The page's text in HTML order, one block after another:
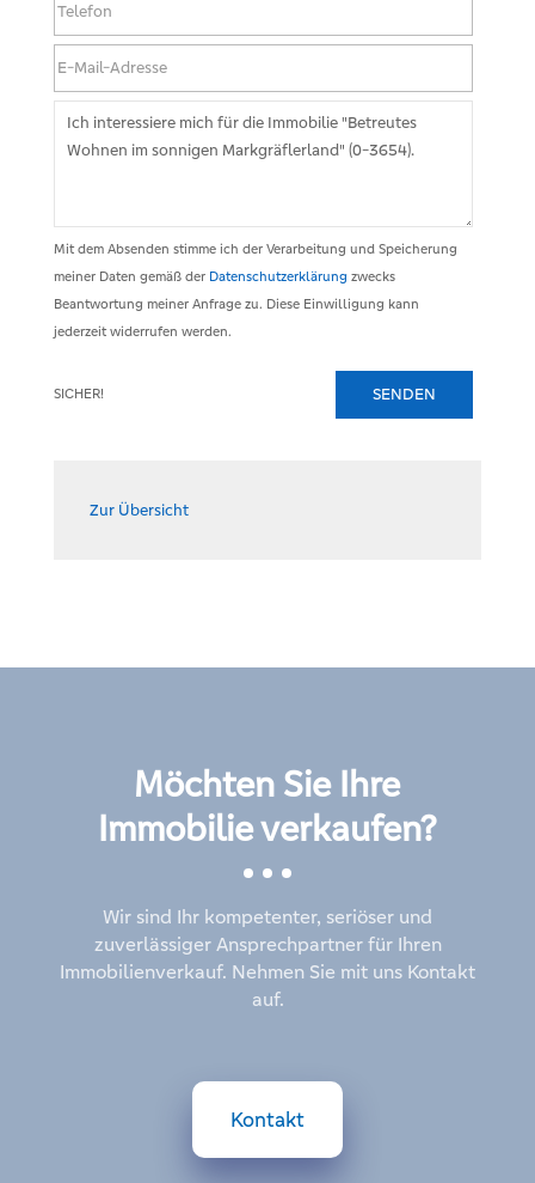
Mit dem Absenden stimme ich der Verarbeitung und Speicherung
meiner Daten gemäß der Datenschutzerklärungzwecks
Beantwortung meiner Anfrage zu. Diese Einwilligung kann
jederzeit widerrufen werden.
SICHER! SENDEN
Zur Übersicht
Möchten Sie Ihre
Immobilie verkaufen?
Wir sind Ihr kompetenter, seriöser und
zuverlässiger Ansprechpartner für Ihren
Immobilienverkauf. Nehmen Sie mit uns Kontakt
auf.
Kontakt